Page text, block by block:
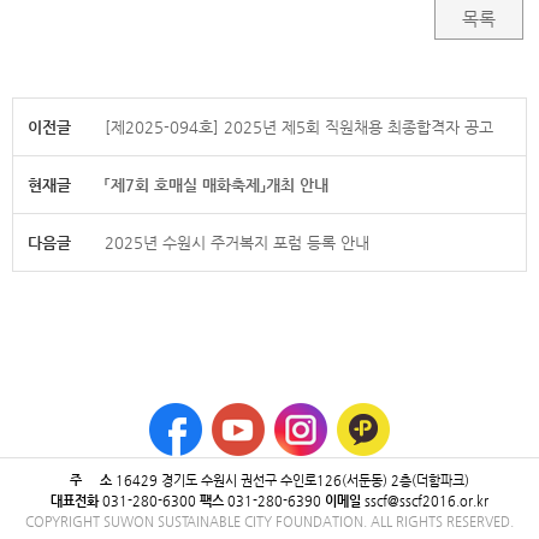
목록
이전글 [제2025-094호] 2025년 제5회 직원채용 최종합격자 공고
현재글 「제7회 호매실 매화축제」개최 안내
다음글 2025년 수원시 주거복지 포럼 등록 안내
주 소 16429 ​경기도 수원시 권선구 수인로126(서둔동) 2층(더함파크)
대표전화031-280-6300 팩스 031-280-6390 이메일 sscf@sscf2016.or.kr
COPYRIGHT SUWON SUSTAINABLE CITY FOUNDATION. ALL RIGHTS RESERVED.